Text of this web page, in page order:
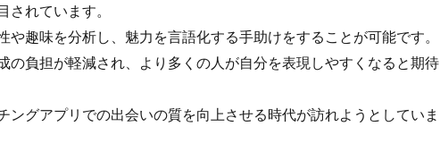
されています。
や趣味を分析し、魅力を言語化する手助けをすることが可能です。
の負担が軽減され、より多くの人が自分を表現しやすくなると期待
ングアプリでの出会いの質を向上させる時代が訪れようとしていま